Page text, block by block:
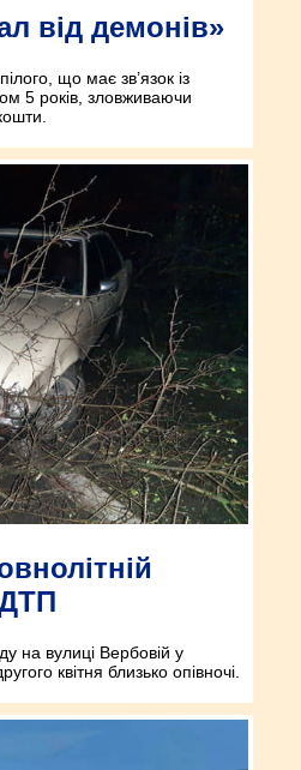
від демонів»
що має зв’язок із
5 років, зловживаючи
на вулиці Вербовій у
квітня близько опівночі.